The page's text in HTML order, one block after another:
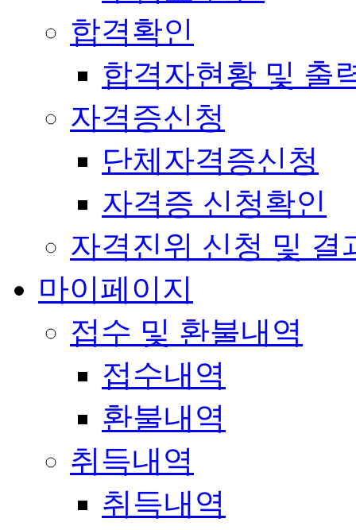
합격확인
합격자현황 및 출
자격증신청
단체자격증신청
자격증 신청확인
자격진위 신청 및 결
마이페이지
접수 및 환불내역
접수내역
환불내역
취득내역
취득내역